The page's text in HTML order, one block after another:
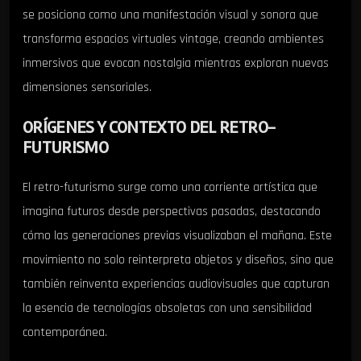
se posiciona como una manifestación visual y sonora que
transforma espacios virtuales vintage, creando ambientes
inmersivos que evocan nostalgia mientras exploran nuevas
dimensiones sensoriales.
ORÍGENES Y CONTEXTO DEL RETRO-
FUTURISMO
El retro-futurismo surge como una corriente artística que
imagina futuros desde perspectivas pasadas, destacando
cómo las generaciones previas visualizaban el mañana. Este
movimiento no solo reinterpreta objetos y diseños, sino que
también reinventa experiencias audiovisuales que capturan
la esencia de tecnologías obsoletas con una sensibilidad
contemporánea.